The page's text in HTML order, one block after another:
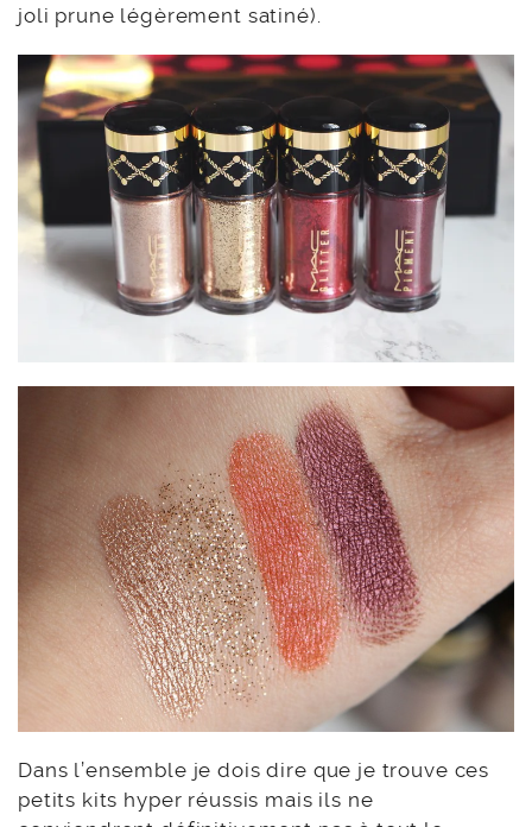
joli prune légèrement satiné).
Dans l’ensemble je dois dire que je trouve ces
petits kits hyper réussis mais ils ne